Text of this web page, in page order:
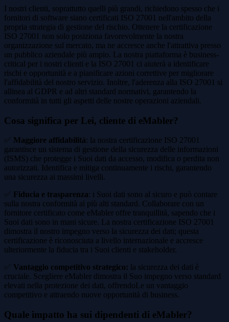
I nostri clienti, soprattutto quelli più grandi, richiedono spesso che i
fornitori di software siano certificati ISO 27001 nell'ambito della
propria strategia di gestione del rischio. Ottenere la certificazione
ISO 27001 non solo posiziona favorevolmente la nostra
organizzazione sul mercato, ma ne accresce anche l'attrattiva presso
un pubblico aziendale più ampio. La nostra piattaforma è business-
critical per i nostri clienti e la ISO 27001 ci aiuterà a identificare
rischi e opportunità e a pianificare azioni correttive per migliorare
l'affidabilità del nostro servizio. Inoltre, l'aderenza alla ISO 27001 si
allinea al GDPR e ad altri standard normativi, garantendo la
conformità in tutti gli aspetti delle nostre operazioni aziendali.
Cosa significa per Lei, cliente di eMabler?
Maggiore affidabilità: la nostra certificazione ISO 27001
garantisce un sistema di gestione della sicurezza delle informazioni
(ISMS) che protegge i Suoi dati da accesso, modifica o perdita non
autorizzati. Identifica e mitiga continuamente i rischi, garantendo
una sicurezza ai massimi livelli.
Fiducia e trasparenza: i Suoi dati sono al sicuro e può contare
sulla nostra conformità ai più alti standard. Collaborare con un
fornitore certificato come eMabler offre tranquillità, sapendo che i
Suoi dati sono in mani sicure. La nostra certificazione ISO 27001
dimostra il nostro impegno verso la sicurezza dei dati; questa
certificazione è riconosciuta a livello internazionale e accresce
ulteriormente la fiducia tra i Suoi clienti e stakeholder.
Vantaggio competitivo strategico: la sicurezza dei dati è
cruciale. Scegliere eMabler dimostra il Suo impegno verso standard
elevati nella protezione dei dati, offrendoLe un vantaggio
competitivo e attraendo nuove opportunità di business.
Quale impatto ha sui dipendenti di eMabler?